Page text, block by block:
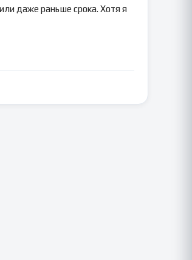
даже раньше срока. Хотя я